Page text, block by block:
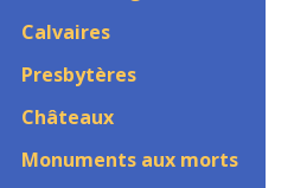
Calvaires
Presbytères
Châteaux
Monuments aux morts